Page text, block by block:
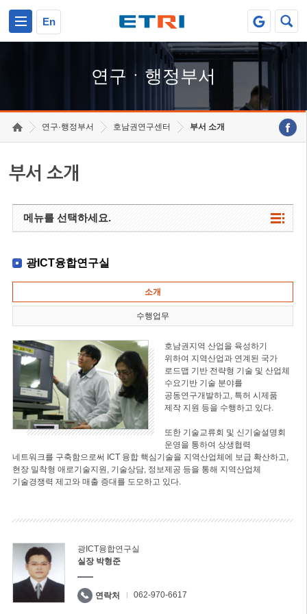
En
연구ㆍ행정부서
연구·행정부서 호남권연구센터 부서 소개
부서 소개
메뉴를 선택하세요.
광ICT융합연구실
소개
수행업무
호남권지역 산업을 육성하기
위하여 지역산업과 연계된 국가
로드맵 기반 전략형 기술 및 산업체
수요기반 기술 분야를
공동연구개발하고, 특허 시제품
제작 지원 등을 수행하고 있다.
또한 기술교류회 및 신기술설명회
운영을 통하여 상생협력
네트워크를 구축함으로써 ICT 융합 핵심기술을 지역산업체에 보급 확산하고,
현장 밀착형 애로기술지원, 기술상담, 정보제공 등을 통해 지역산업체
기술경쟁력 제고와 매출 증대를 도모하고 있다.
광ICT융합연구실
실장 박형준
연락처 062-970-6617